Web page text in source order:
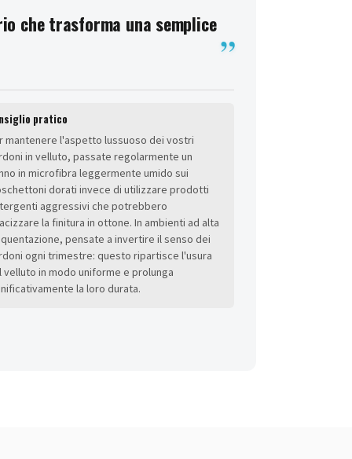
che trasforma una semplice
pratico
mantenere l'aspetto lussuoso dei vostri
in velluto, passate regolarmente un
in microfibra leggermente umido sui
dorati invece di utilizzare prodotti
aggressivi che potrebbero
la finitura in ottone. In ambienti ad alta
pensate a invertire il senso dei
ogni trimestre: questo ripartisce l'usura
velluto in modo uniforme e prolunga
la loro durata.